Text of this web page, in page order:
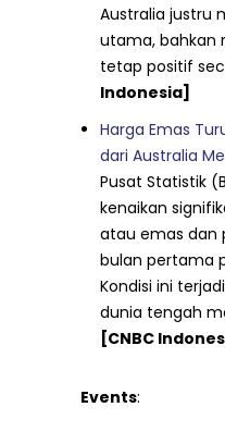
Australia justru
utama, bahkan
tetap positif
Indonesia]
Harga Emas
dari Australia
Pusat Statistik
kenaikan
atau emas dan
bulan pertama
Kondisi ini
dunia tengah
[CNBC
Events: